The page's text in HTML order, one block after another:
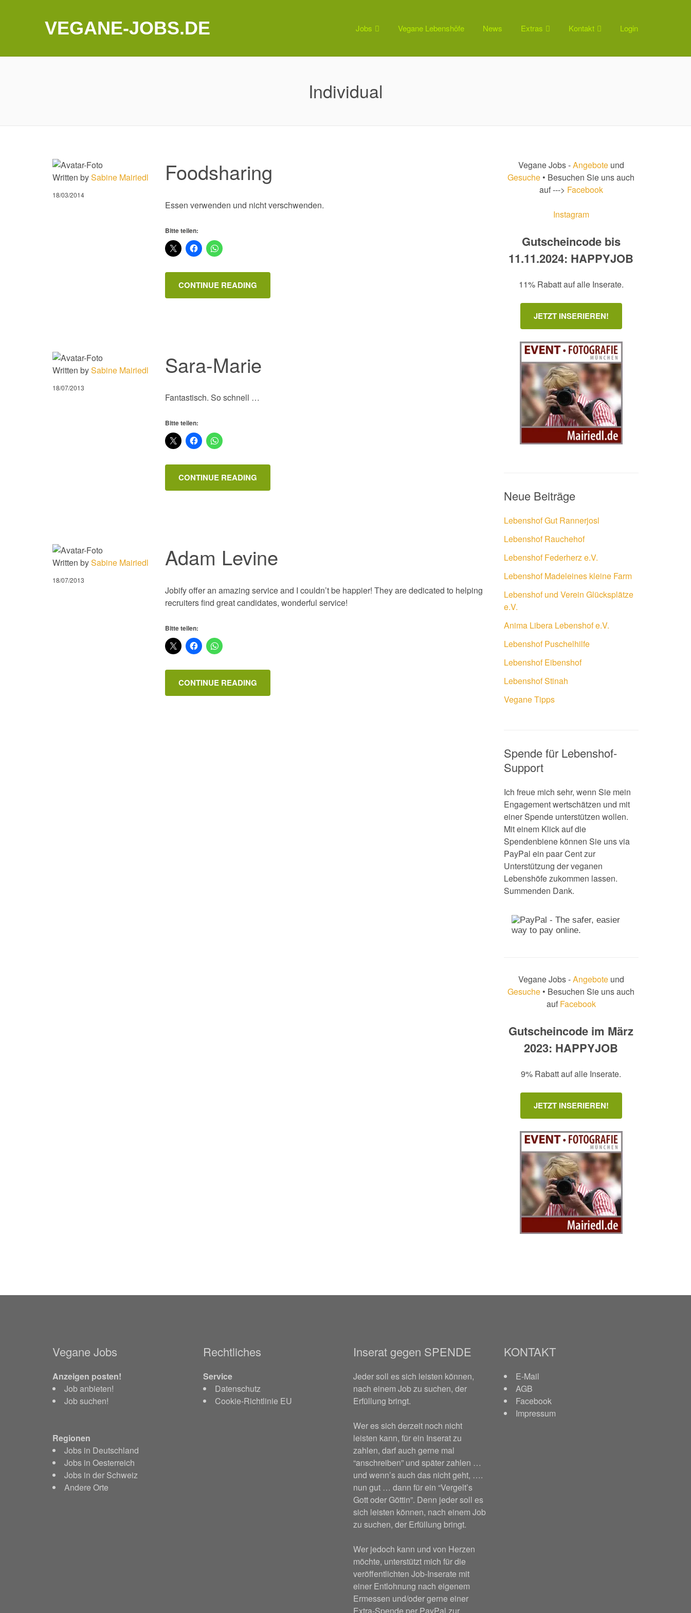
VEGANE-JOBS.DE Jobs Vegane Lebenshöfe News Extras Kontakt Login
Individual
Written bySabine Mairiedl
18/03/2014
Foodsharing
Essen verwenden und nicht verschwenden.
Bitte teilen:
CONTINUE READING
Written bySabine Mairiedl
18/07/2013
Sara-Marie
Fantastisch. So schnell …
Bitte teilen:
CONTINUE READING
Written bySabine Mairiedl
18/07/2013
Adam Levine
Jobify offer an amazing service and I couldn’t be happier! They are dedicated to helping
recruiters find great candidates, wonderful service!
Bitte teilen:
CONTINUE READING
Vegane Jobs -Angebote und
Gesuche • Besuchen Sie uns auch
auf ---> Facebook
Instagram
Gutscheincode bis
11.11.2024: HAPPYJOB
11% Rabatt auf alle Inserate.
JETZT INSERIEREN!
Neue Beiträge
Lebenshof Gut Rannerjosl
Lebenshof Rauchehof
Lebenshof Federherz e.V.
Lebenshof Madeleines kleine Farm
Lebenshof und Verein Glücksplätze
e.V.
Anima Libera Lebenshof e.V.
Lebenshof Puschelhilfe
Lebenshof Eibenshof
Lebenshof Stinah
Vegane Tipps
Spende für Lebenshof-
Support
Ich freue mich sehr, wenn Sie mein
Engagement wertschätzen und mit
einer Spende unterstützen wollen.
Mit einem Klick auf die
Spendenbiene können Sie uns via
PayPal ein paar Cent zur
Unterstützung der veganen
Lebenshöfe zukommen lassen.
Summenden Dank.
Vegane Jobs -Angebote und
Gesuche • Besuchen Sie uns auch
auf Facebook
Gutscheincode im März
2023: HAPPYJOB
9% Rabatt auf alle Inserate.
JETZT INSERIEREN!
Vegane Jobs
Anzeigen posten!
Job anbieten!
Job suchen!
Regionen
Jobs in Deutschland
Jobs in Oesterreich
Jobs in der Schweiz
Andere Orte
Rechtliches
Service
Datenschutz
Cookie-Richtlinie EU
Inserat gegen SPENDE
Jeder soll es sich leisten können,
nach einem Job zu suchen, der
Erfüllung bringt.
Wer es sich derzeit noch nicht
leisten kann, für ein Inserat zu
zahlen, darf auch gerne mal
“anschreiben” und später zahlen …
und wenn’s auch das nicht geht, ….
nun gut … dann für ein “Vergelt’s
Gott oder Göttin”. Denn jeder soll es
sich leisten können, nach einem Job
zu suchen, der Erfüllung bringt.
Wer jedoch kann und von Herzen
möchte, unterstützt mich für die
veröffentlichten Job-Inserate mit
einer Entlohnung nach eigenem
Ermessen und/oder gerne einer
KONTAKT
E-Mail
AGB
Facebook
Impressum